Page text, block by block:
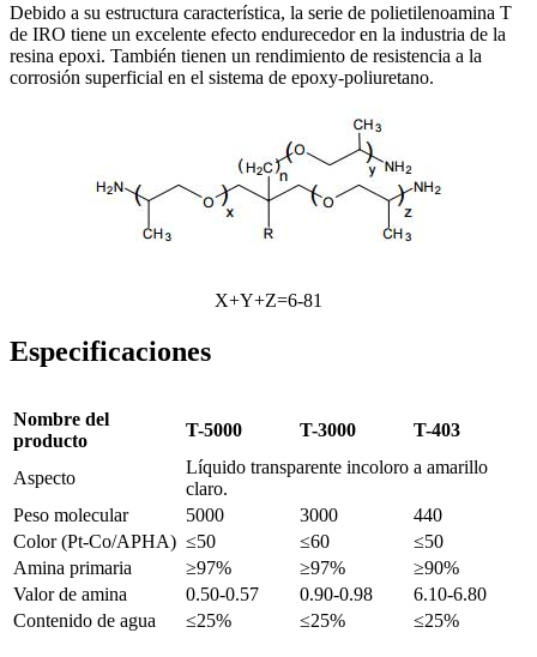
Debido a su estructura característica, la serie de polietilenoamina T
de IRO tiene un excelente efecto endurecedor en la industria de la
resina epoxi. También tienen un rendimiento de resistencia a la
corrosión superficial en el sistema de epoxy-poliuretano.
X+Y+Z=6-81
Especificaciones
Nombre del
producto
T-5000 T-3000 T-403
Aspecto
Líquido transparente incoloro a amarillo
claro.
Peso molecular
5000 3000
440
Color (Pt-Co/APHA) ≤50 ≤60
≤50
Amina primaria
≥97% ≥97%
≥90%
Valor de amina
0.50-0.57 0.90-0.98
6.10-6.80
Contenido de agua
≤25% ≤25% ≤25%